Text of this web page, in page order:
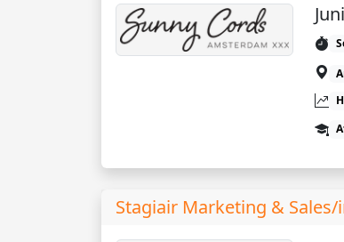
Stagiair Marketing &